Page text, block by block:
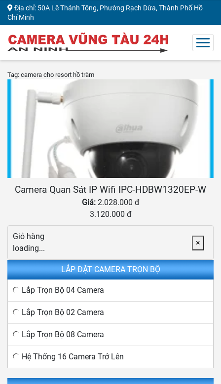
Địa chỉ: 50A Lê Thánh Tông, Phường Rạch Dừa, Thành Phố Hồ
Chí Minh
Tag: camera cho resort hồ tràm
Camera Quan Sát IP Wifi IPC-HDBW1320EP-W
Giá: 2.028.000 đ
3.120.000 đ
×
Giỏ hàng
loading...
LẮP ĐẶT CAMERA TRỌN BỘ
Lắp Trọn Bộ 04 Camera
Lắp Trọn Bộ 02 Camera
Lắp Trọn Bộ 08 Camera
Hệ Thống 16 Camera Trở Lên